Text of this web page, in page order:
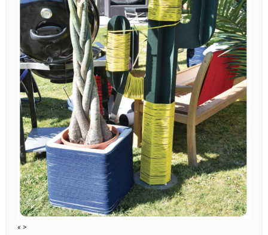
« >